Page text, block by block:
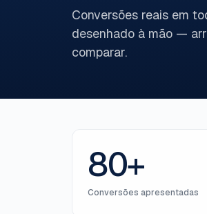
Conversões reais em
desenhado à mão —
comparar.
80+
Conversões apresentadas